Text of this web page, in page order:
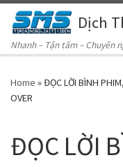
Skip to contentDịch
Nhanh – Tận tâm – Chuyên
Home »ĐỌC LỜI BÌNH
OVER
ĐỌC LỜI